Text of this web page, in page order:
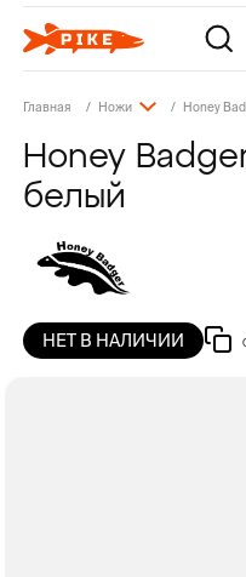
Главная Ножи Honey
Honey
белый
НЕТ В НАЛИЧИИ